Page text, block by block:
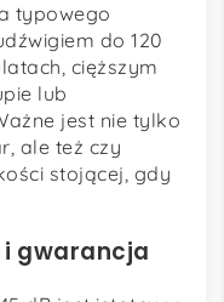
typowego
do 120
cięższym
lub
jest nie tylko
ale też czy
stojącej, gdy
i gwarancja